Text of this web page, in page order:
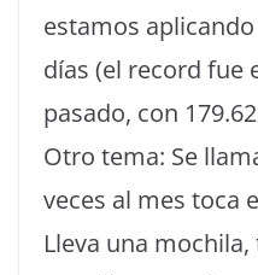
estamos
días (el record fue
pasado, con
Otro tema: Se
veces al mes toca
Lleva una